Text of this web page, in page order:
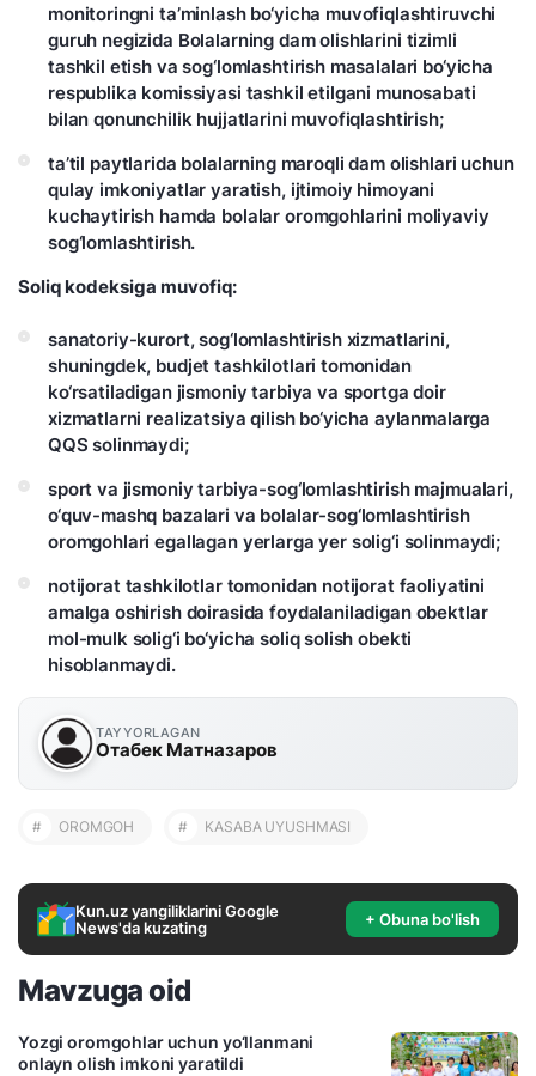
monitoringni ta’minlash bo‘yicha muvofiqlashtiruvchi
guruh negizida Bolalarning dam olishlarini tizimli
tashkil etish va sog‘lomlashtirish masalalari bo‘yicha
respublika komissiyasi tashkil etilgani munosabati
bilan qonunchilik hujjatlarini muvofiqlashtirish;
ta’til paytlarida bolalarning maroqli dam olishlari uchun
qulay imkoniyatlar yaratish, ijtimoiy himoyani
kuchaytirish hamda bolalar oromgohlarini moliyaviy
sog‘lomlashtirish.
Soliq kodeksiga muvofiq:
sanatoriy-kurort, sog‘lomlashtirish xizmatlarini,
shuningdek, budjet tashkilotlari tomonidan
ko‘rsatiladigan jismoniy tarbiya va sportga doir
xizmatlarni realizatsiya qilish bo‘yicha aylanmalarga
QQS solinmaydi;
sport va jismoniy tarbiya-sog‘lomlashtirish majmualari,
o‘quv-mashq bazalari va bolalar-sog‘lomlashtirish
oromgohlari egallagan yerlarga yer solig‘i solinmaydi;
notijorat tashkilotlar tomonidan notijorat faoliyatini
amalga oshirish doirasida foydalaniladigan obektlar
mol-mulk solig‘i bo‘yicha soliq solish obekti
hisoblanmaydi.
TAYYORLAGAN
Отабек Матназаров
# OROMGOH # KASABA UYUSHMASI
Kun.uz yangiliklarini Google
News'da kuzating
+ Obuna bo'lish
Mavzuga oid
Yozgi oromgohlar uchun yo‘llanmani
onlayn olish imkoni yaratildi